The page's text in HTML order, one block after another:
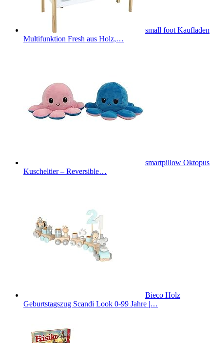
small foot Kaufladen
Multifunktion Fresh aus Holz,…
smartpillow Oktopus
Kuscheltier – Reversible…
Bieco Holz
Geburtstagszug Scandi Look 0-99 Jahre |…